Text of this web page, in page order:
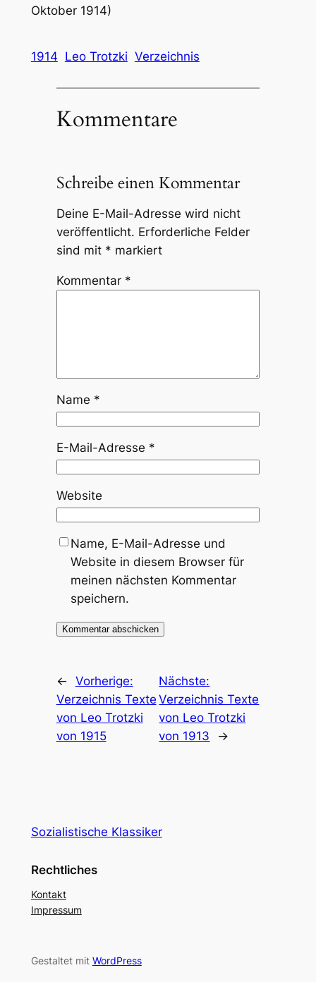
Oktober 1914)
1914 Leo Trotzki Verzeichnis
Kommentare
Schreibe einen Kommentar
Deine E-Mail-Adresse wird nicht
veröffentlicht. Erforderliche Felder
sind mit * markiert
Kommentar *
Name *
E-Mail-Adresse *
Website
Name, E-Mail-Adresse und
Website in diesem Browser für
meinen nächsten Kommentar
speichern.
← Vorherige:
Verzeichnis Texte
von Leo Trotzki
von 1915
Nächste:
Verzeichnis Texte
von Leo Trotzki
von 1913
→
Sozialistische Klassiker
Rechtliches
Kontakt
Impressum
Gestaltet mit WordPress